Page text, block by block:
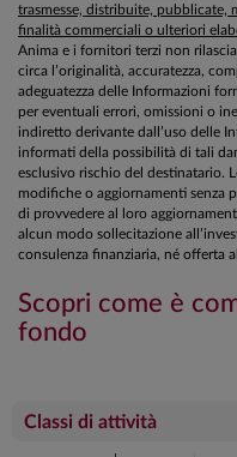
trasmesse, distribuite, pubblicate,
finalità commerciali o ulteriori
Anima e i fornitori terzi non
circa l’originalità, accuratezza,
adeguatezza delle Informazioni
per eventuali errori, omissioni o
indiretto derivante dall’uso delle
informati della possibilità di tali
esclusivo rischio del destinatario.
modifiche o aggiornamenti senza
di provvedere al loro
alcun modo sollecitazione
consulenza finanziaria, né offerta
Scopri come è
fondo
Classi di attività